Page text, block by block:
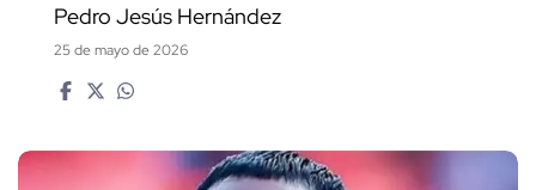
Pedro Jesús Hernández
25 de mayo de 2026